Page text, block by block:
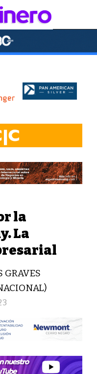
la
La
GRAVES